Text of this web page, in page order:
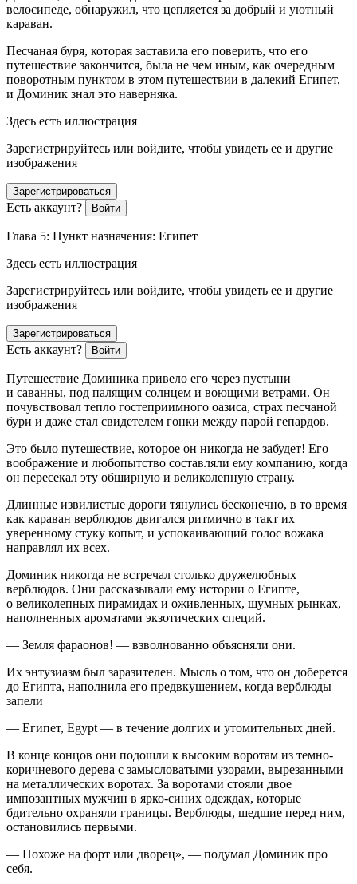
велосипеде, обнаружил, что цепляется за добрый и уютный
караван.
Песчаная буря, которая заставила его поверить, что его
путешествие закончится, была не чем иным, как очередным
поворотным пунктом в этом путешествии в далекий Египет,
и Доминик знал это наверняка.
Здесь есть иллюстрация
Зарегистрируйтесь или войдите, чтобы увидеть ее и другие
изображения
Зарегистрироваться
Есть аккаунт? Войти
Глава 5: Пункт назначения: Египет
Здесь есть иллюстрация
Зарегистрируйтесь или войдите, чтобы увидеть ее и другие
изображения
Зарегистрироваться
Есть аккаунт? Войти
Путешествие Доминика привело его через пустыни
и саванны, под палящим солнцем и воющими ветрами. Он
почувствовал тепло гостеприимного оазиса, страх песчаной
бури и даже стал свидетелем гонки между парой гепардов.
Это было путешествие, которое он никогда не забудет! Его
воображение и любопытство составляли ему компанию, когда
он пересекал эту обширную и великолепную страну.
Длинные извилистые дороги тянулись бесконечно, в то время
как караван верблюдов двигался ритмично в такт их
уверенному стуку копыт, и успокаивающий голос вожака
направлял их всех.
Доминик никогда не встречал столько дружелюбных
верблюдов. Они рассказывали ему истории о Египте,
о великолепных пирамидах и оживленных, шумных рынках,
наполненных ароматами экзотических специй.
— Земля фараонов! — взволнованно объясняли они.
Их энтузиазм был заразителен. Мысль о том, что он доберется
до Египта, наполнила его предвкушением, когда верблюды
запели
— Египет, Egypt — в течение долгих и утомительных дней.
В конце концов они подошли к высоким воротам из темно-
коричневого дерева с замысловатыми узорами, вырезанными
на металлических воротах. За воротами стояли двое
импозантных мужчин в ярко-синих одеждах, которые
бдительно охраняли границы. Верблюды, шедшие перед ним,
остановились первыми.
— Похоже на форт или дворец», — подумал Доминик про
себя.